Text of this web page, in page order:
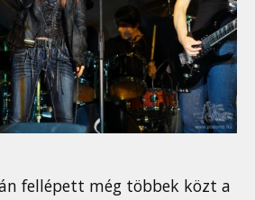
fellépett még többek közt a